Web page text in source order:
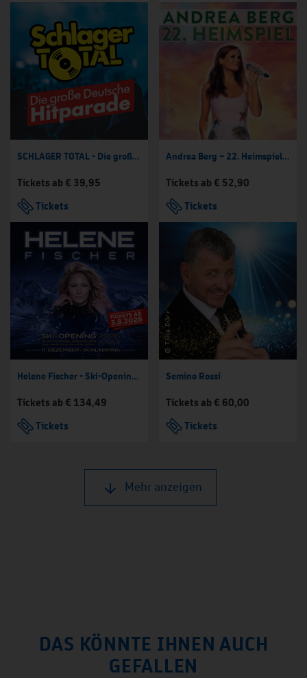
SCHLAGER TOTAL - Die große deutsche Hitparade
Tickets ab € 39,95
Tickets
Andrea Berg – 22. Heimspiel Kult Open Air 2027
Tickets ab € 52,90
Tickets
Helene Fischer - Ski-Opening Schladming-Dachstein 2026
Tickets ab € 134,49
Tickets
Semino Rossi
Tickets ab € 60,00
Tickets
Mehr anzeigen
DAS KÖNNTE IHNEN AUCH
GEFALLEN